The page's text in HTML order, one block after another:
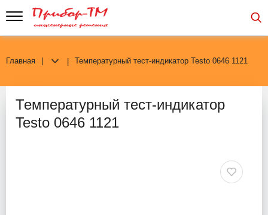
Главная Температурный тест-индикатор Testo 0646 1121
Температурный тест-индикатор
Testo 0646 1121